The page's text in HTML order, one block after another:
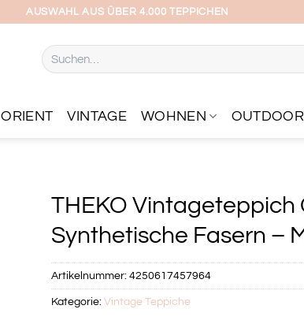
AUSWAHL AUS ÜBER 4.000 TEPPICHEN
Suchen
nach:
ORIENT VINTAGE WOHNEN OUTDOOR
THEKO
Synthetische Fasern –
Artikelnummer: 4250617457964
Kategorie: Vintage Teppiche